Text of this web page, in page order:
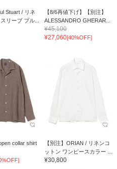
Stuart / リネ
リーブ プル...
【8/6再値下げ】【別注】
ALESSANDRO GHERAR...
¥45,100
¥27,060[40%OFF]
collar shirt
【別注】ORIAN / リネンコ
ットン ワンピースカラー ...
¥30,800